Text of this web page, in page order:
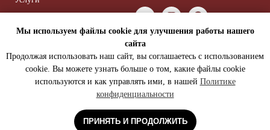
Видео
Статьи
Записаться на консультацию
Мы используем файлы cookie для улучшения работы нашего
сайта
Продолжая использовать наш сайт, вы соглашаетесь с использованием
cookie. Вы можете узнать больше о том, какие файлы cookie
используются и как управлять ими, в нашей Политике
конфиденциальности
ПРИНЯТЬ И ПРОДОЛЖИТЬ